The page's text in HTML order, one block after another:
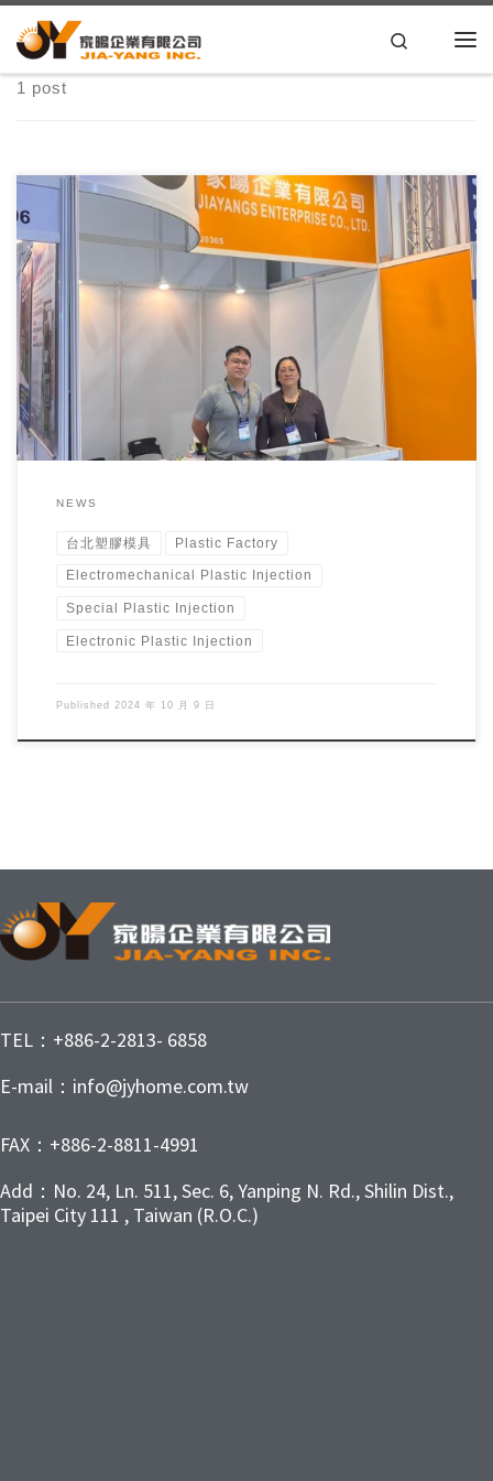
Skip to content Search
1 post
家暘企業塑膠模具工廠閃耀TaipeiPLAS 2024 我們很高興地宣
布，家暘企業塑膠模具廠在9月2 […]
NEWS
台北塑膠模具 Plastic Factory
Electromechanical Plastic Injection
Special Plastic Injection
Electronic Plastic Injection
Published 2024 年 10 月 9 日
TEL：+886-2-2813- 6858
E-mail：info@jyhome.com.tw
FAX：+886-2-8811-4991
Add：No. 24, Ln. 511, Sec. 6, Yanping N. Rd., Shilin Dist.,
Taipei City 111 , Taiwan (R.O.C.)